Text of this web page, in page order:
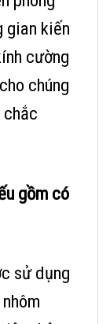
gian kiến
cường
chúng
gồm có
sử dụng